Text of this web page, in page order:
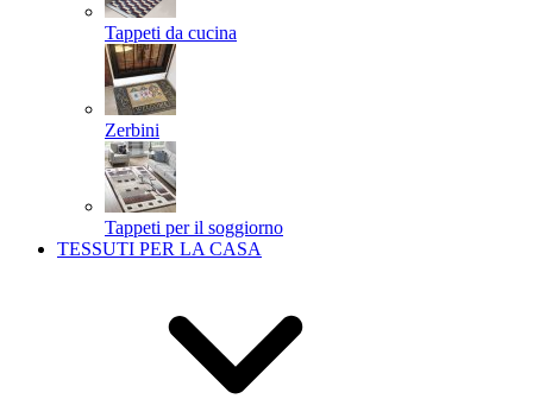
Tappeti da cucina
Zerbini
Tappeti per il soggiorno
TESSUTI PER LA CASA